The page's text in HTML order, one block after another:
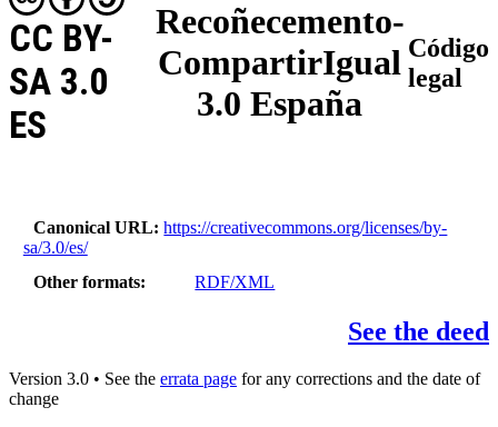
Recoñecemento-
CompartirIgual
3.0 España
CC BY-
SA 3.0
ES
Código
legal
Canonical URL
https://creativecommons.org/licenses/by-
sa/3.0/es/
Other formats
RDF/XML
See the deed
Version 3.0 • See the errata page for any corrections and the date of
change